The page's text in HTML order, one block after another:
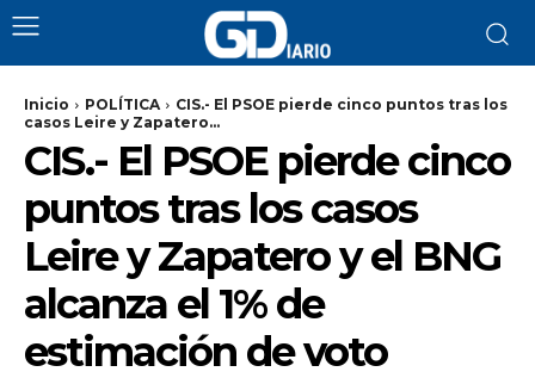
Inicio POLÍTICA
CIS.- El PSOE pierde cinco puntos tras los
casos Leire y Zapatero...
CIS.- El PSOE pierde cinco
puntos tras los casos
Leire y Zapatero y el BNG
alcanza el 1% de
estimación de voto